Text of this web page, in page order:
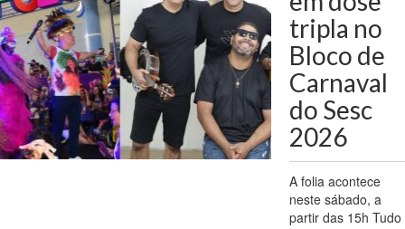
tripla no
Bloco de
Carnaval
do Sesc
2026
A folia acontece
neste sábado, a
partir das 15h Tudo